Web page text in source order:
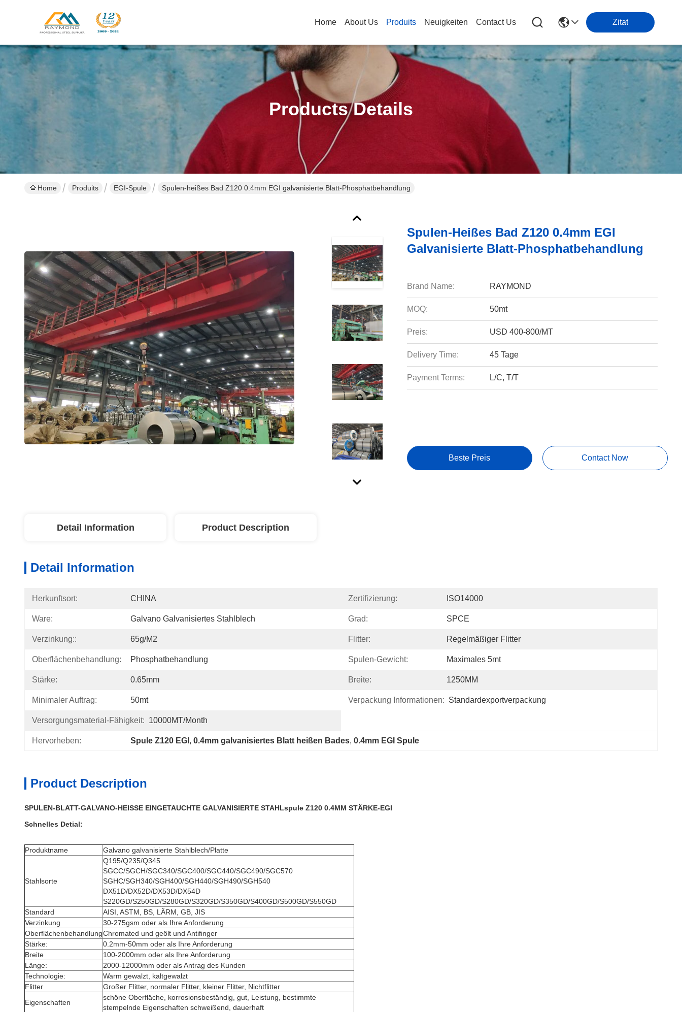
Home About Us Produits Neuigkeiten Contact Us Zitat
Products Details
Home Produits EGI-Spule Spulen-heißes Bad Z120 0.4mm EGI galvanisierte Blatt-Phosphatbehandlung
Spulen-Heißes Bad Z120 0.4mm EGI
Galvanisierte Blatt-Phosphatbehandlung
Brand Name: RAYMOND
MOQ: 50mt
Preis: USD 400-800/MT
Delivery Time: 45 Tage
Payment Terms: L/C, T/T
Beste Preis Contact Now
Detail Information Product Description
Detail Information
Herkunftsort: CHINA Zertifizierung: ISO14000
Ware: Galvano Galvanisiertes Stahlblech Grad: SPCE
Verzinkung:: 65g/m2 Flitter: Regelmäßiger Flitter
Oberflächenbehandlung: Phosphatbehandlung Spulen-Gewicht: Maximales 5mt
Stärke: 0.65mm Breite: 1250MM
Minimaler Auftrag: 50mt Verpackung Informationen: Standardexportverpackung
Versorgungsmaterial-Fähigkeit: 10000MT/month
Hervorheben: Spule Z120 EGI , 0.4mm galvanisiertes Blatt heißen Bades, 0.4mm EGI Spule
Product Description
SPULEN-BLATT-GALVANO-HEISSE EINGETAUCHTE GALVANISIERTE STAHLspule Z120 0.4MM STÄRKE-EGI
Schnelles Detial:
Produktname Galvano galvanisierte Stahlblech/Platte
Stahlsorte
Q195/Q235/Q345
SGCC/SGCH/SGC340/SGC400/SGC440/SGC490/SGC570
SGHC/SGH340/SGH400/SGH440/SGH490/SGH540
DX51D/DX52D/DX53D/DX54D
S220GD/S250GD/S280GD/S320GD/S350GD/S400GD/S500GD/S550GD
Standard
AISI, ASTM, BS, LÄRM, GB, JIS
Verzinkung
30-275gsm oder als Ihre Anforderung
OberflächenbehandlungChromated und geölt und Antifinger
Stärke:
0.2mm-50mm oder als Ihre Anforderung
Breite
100-2000mm oder als Ihre Anforderung
Länge:
2000-12000mm oder als Antrag des Kunden
Technologie:
Warm gewalzt, kaltgewalzt
Flitter
Großer Flitter, normaler Flitter, kleiner Flitter, Nichtflitter
Eigenschaften
schöne Oberfläche, korrosionsbeständig, gut, Leistung, bestimmte
stempelnde Eigenschaften schweißend, dauerhaft